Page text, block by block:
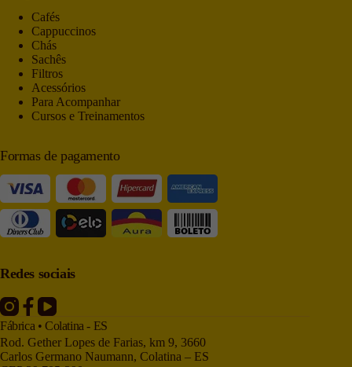
Cafés
Cappuccinos
Chás
Sachês
Filtros
Acessórios
Para Acompanhar
Cursos e Treinamentos
Formas de pagamento
Redes sociais
Fábrica • Colatina - ES
Rod. Gether Lopes de Farias, km 9, 3660
Carlos Germano Naumann, Colatina – ES